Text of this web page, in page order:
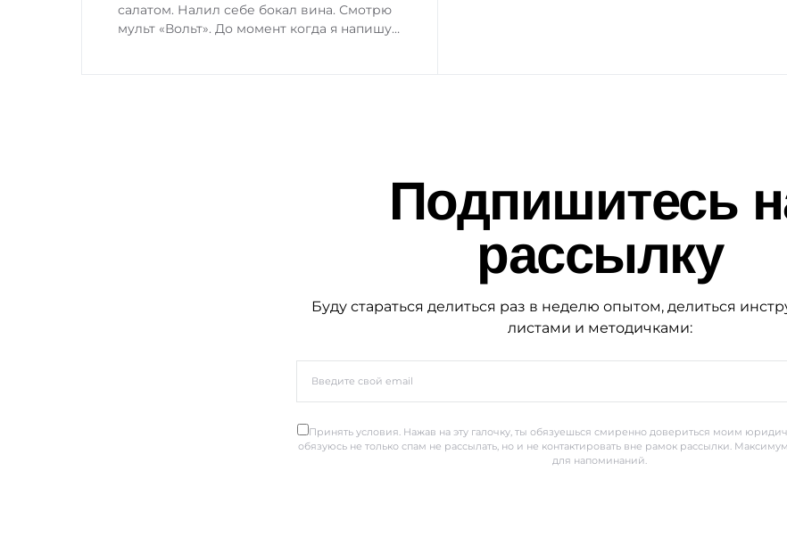
салатом. Налил себе бокал вина. Смотрю
мульт «Вольт». До момент когда я напишу…
Подпишитесь
рассылку
Буду стараться делиться раз в неделю опытом, делиться
листами и методичками:
Принять условия. Нажав на эту галочку, ты обязуешься смиренно довериться моим
обязуюсь не только спам не рассылать, но и не контактировать вне рамок рассылки.
для напоминаний.